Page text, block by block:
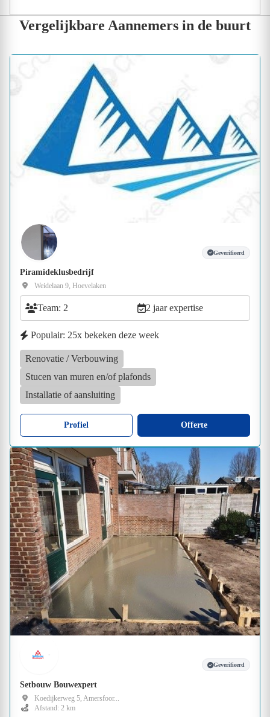
Vergelijkbare Aannemers in de buurt
Geverifieerd
Piramideklusbedrijf
Weidelaan 9, Hoevelaken
Team: 2 2 jaar expertise
Populair: 25x bekeken deze week
Renovatie / Verbouwing
Stucen van muren en/of plafonds
Installatie of aansluiting
Profiel Offerte
Geverifieerd
Setbouw Bouwexpert
Koedijkerweg 5, Amersfoor...
Afstand: 2 km